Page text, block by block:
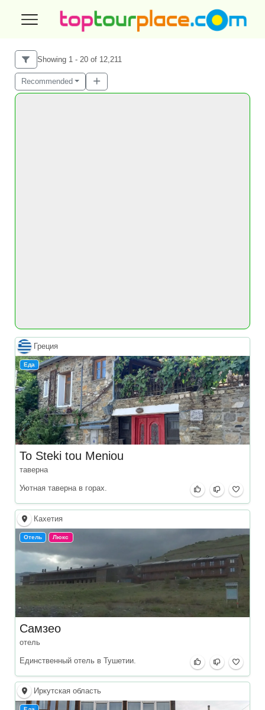
Showing 1 - 20 of 12,211
Recommended
Греция
Еда
To Steki tou Meniou
таверна
Уютная таверна в горах.
Кахетия
Отель Люкс
Самзео
отель
Единственный отель в Тушетии.
Иркутская область